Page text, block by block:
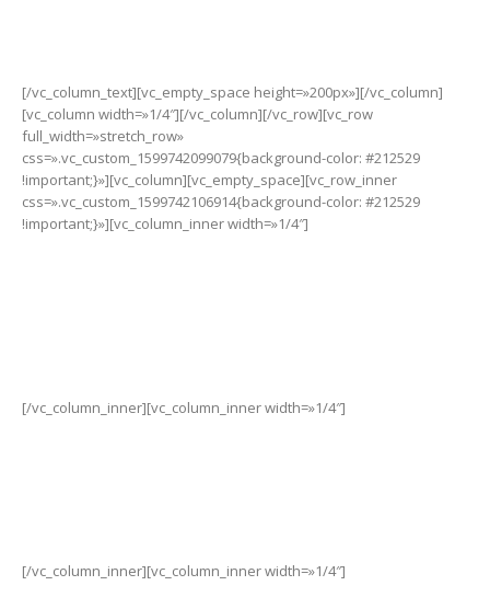
[/vc_column_text][vc_empty_space height=»200px»][/vc_column]
[vc_column width=»1/4″][/vc_column][/vc_row][vc_row
full_width=»stretch_row»
css=».vc_custom_1599742099079{background-color: #212529
!important;}»][vc_column][vc_empty_space][vc_row_inner
css=».vc_custom_1599742106914{background-color: #212529
!important;}»][vc_column_inner width=»1/4″]
[/vc_column_inner][vc_column_inner width=»1/4″]
[/vc_column_inner][vc_column_inner width=»1/4″]